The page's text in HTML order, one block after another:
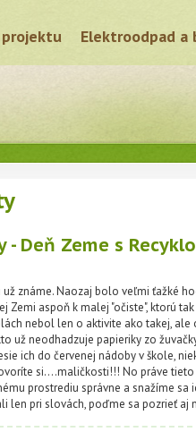
projektu Elektroodpad a
Deň Zeme s
známe. Naozaj bolo veľmi ťažké
Zemi aspoň k malej "očiste", ktorú
nebol len o aktivite ako takej,
už neodhadzuje papieriky zo
ich do červenej nádoby v škole,
si....maličkosti!!! No práve
prostrediu správne a snažíme
len pri slovách, poďme sa pozrieť aj